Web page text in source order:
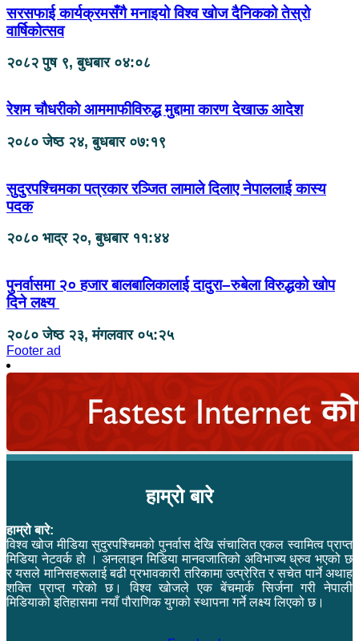
सरसफाई कार्यक्रमसँगै मनाइयो विश्व खोज दैनिकको तेस्रो
वार्षिकोत्सव
२०८२ पुष ९, बुधबार ०४:०८
रेशम चौधरीको आममाफीविरुद्ध मुद्दामा कारण देखाऊ आदेश
२०८० जेष्ठ २४, बुधबार ०७:१९
सुदुरपश्चिमका पत्रकार रञ्जित लामाले दिलाए नेपाललाई कास्य
पदक
२०८० भाद्र २०, बुधबार ११:४४
पुनर्वासमा २० हजार बालबालिकालाई दादुरा–रुबेला विरुद्धको खोप
दिने लक्ष्य
२०८० जेष्ठ २३, मंगलवार ०५:२५
Footer ad
हाम्रो बारे
हाम्रो बारे:
विश्व खोज मीडिया सुदुरपश्चिमको पुनर्वास देखि संचालित एकल स्वामित्व प्राप्त
मिडिया नेटवर्क हो । अनलाइन मिडिया मानवजातिको अविभाज्य ध्रुव भएको छ
र यसले मानिसहरूलाई बढी प्रभावकारी तरिकामा उत्प्रेरित र सचेत पार्ने अथाह
शक्ति प्राप्त गरेको छ। विश्व खोजले एक बेंचमार्क सिर्जना गरी नेपाली
मिडियाको इतिहासमा नयाँ पौराणिक युगको स्थापना गर्ने लक्ष्य लिएको छ।